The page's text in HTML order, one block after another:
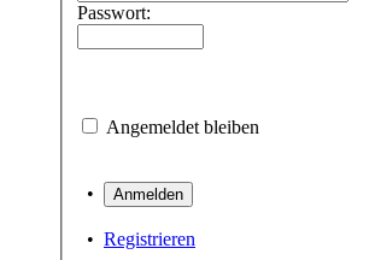
Passwort:
Angemeldet bleiben
•
• Registrieren